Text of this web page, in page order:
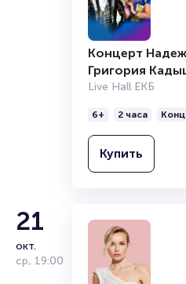
Концерт
Григория
Live Hall ЕКБ
6+ 2 часа
Купить
21
окт.
ср, 19:00